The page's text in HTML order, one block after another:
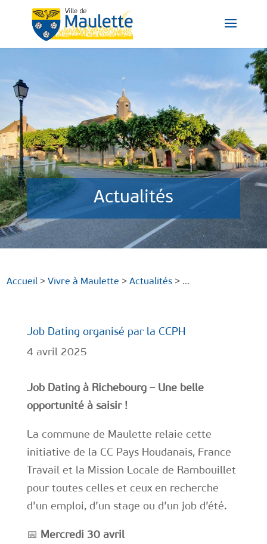
Actualités
Accueil >Vivre à Maulette > Actualités > …
Job Dating organisé par la CCPH
4 avril 2025
Job Dating à Richebourg – Une belle
opportunité à saisir !
La commune de Maulette relaie cette
initiative de la CC Pays Houdanais, France
Travail et la Mission Locale de Rambouillet
pour toutes celles et ceux en recherche
d’un emploi, d’un stage ou d’un job d’été.
📅 Mercredi 30 avril